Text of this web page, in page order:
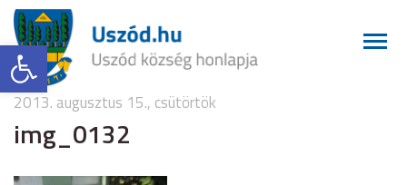
Eszköztár megnyitása
2013. augusztus 15., csütörtök
img_0132